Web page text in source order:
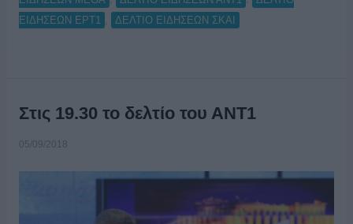
ΕΙΔΗΣΕΩΝ ΕΡΤ1
ΔΕΛΤΙΟ ΕΙΔΗΣΕΩΝ ΣΚΑΙ
Στις 19.30 το δελτίο του ΑΝΤ1
05/09/2018